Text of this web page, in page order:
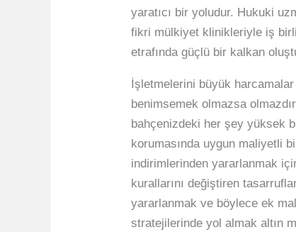
yaratıcı bir yoludur. Hukuki
fikri mülkiyet klinikleriyle iş
etrafında güçlü bir kalkan
İşletmelerini büyük
benimsemek olmazsa
bahçenizdeki her şey yüksek
korumasında uygun maliyetli
indirimlerinden yararlanmak
kurallarını değiştiren
yararlanmak ve böylece ek
stratejilerinde yol almak altın